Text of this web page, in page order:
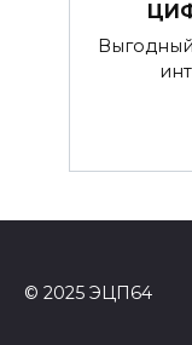
© 2025 ЭЦП64